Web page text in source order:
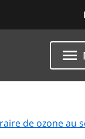
de ozone au